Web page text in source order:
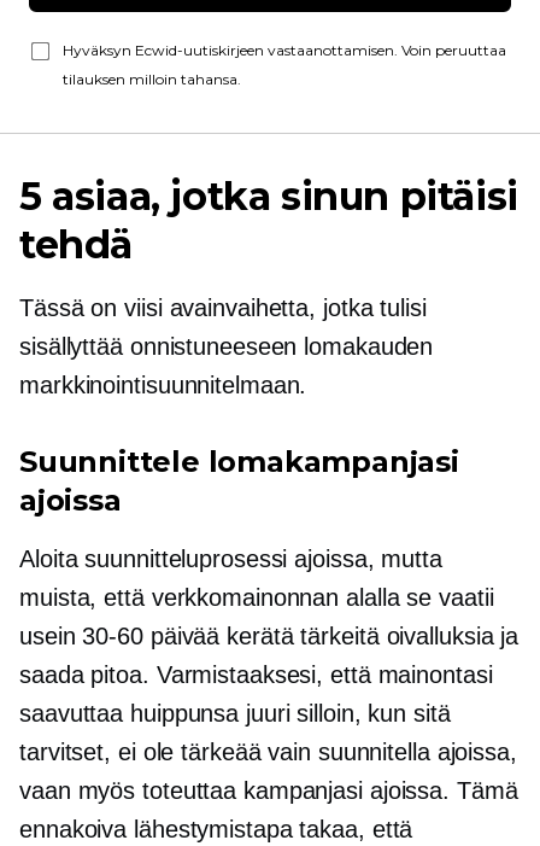
Hyväksyn Ecwid-uutiskirjeen vastaanottamisen. Voin peruuttaa
tilauksen milloin tahansa.
5 asiaa, jotka sinun pitäisi
tehdä
Tässä on viisi avainvaihetta, jotka tulisi
sisällyttää onnistuneeseen lomakauden
markkinointisuunnitelmaan.
Suunnittele lomakampanjasi
ajoissa
Aloita suunnitteluprosessi ajoissa, mutta
muista, että verkkomainonnan alalla se vaatii
usein30-60päivää kerätä tärkeitä oivalluksia ja
saada pitoa. Varmistaaksesi, että mainontasi
saavuttaa huippunsa juuri silloin, kun sitä
tarvitset, ei ole tärkeää vain suunnitella ajoissa,
vaan myös toteuttaa kampanjasi ajoissa. Tämä
ennakoiva lähestymistapa takaa, että